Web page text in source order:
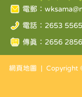
電郵：
電話：2653 5565
傳真：2656 2856
網頁地圖 | Copyright